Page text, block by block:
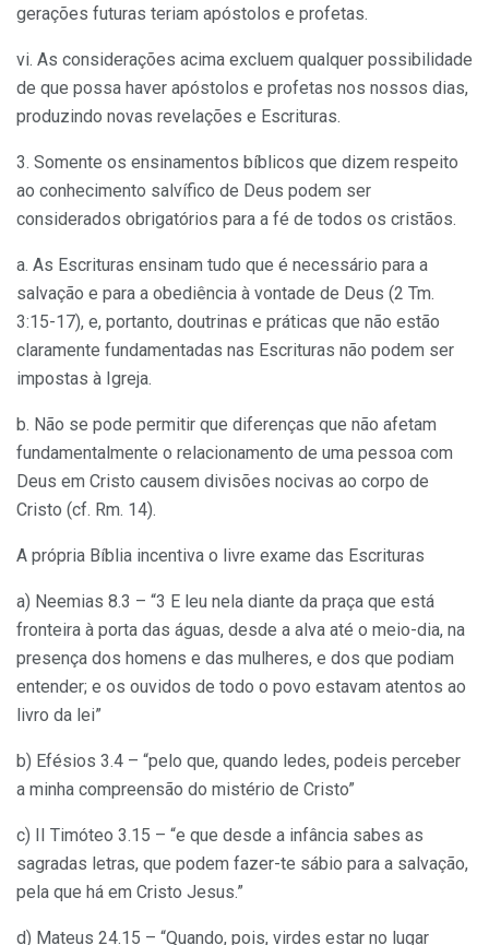
gerações futuras teriam apóstolos e profetas.
vi. As considerações acima excluem qualquer possibilidade
de que possa haver apóstolos e profetas nos nossos dias,
produzindo novas revelações e Escrituras.
3. Somente os ensinamentos bíblicos que dizem respeito
ao conhecimento salvífico de Deus podem ser
considerados obrigatórios para a fé de todos os cristãos.
a. As Escrituras ensinam tudo que é necessário para a
salvação e para a obediência à vontade de Deus (2 Tm.
3:15-17), e, portanto, doutrinas e práticas que não estão
claramente fundamentadas nas Escrituras não podem ser
impostas à Igreja.
b. Não se pode permitir que diferenças que não afetam
fundamentalmente o relacionamento de uma pessoa com
Deus em Cristo causem divisões nocivas ao corpo de
Cristo (cf. Rm. 14).
A própria Bíblia incentiva o livre exame das Escrituras
a) Neemias 8.3 – “3 E leu nela diante da praça que está
fronteira à porta das águas, desde a alva até o meio-dia, na
presença dos homens e das mulheres, e dos que podiam
entender; e os ouvidos de todo o povo estavam atentos ao
livro da lei”
b) Efésios 3.4 – “pelo que, quando ledes, podeis perceber
a minha compreensão do mistério de Cristo”
c) II Timóteo 3.15 – “e que desde a infância sabes as
sagradas letras, que podem fazer-te sábio para a salvação,
pela que há em Cristo Jesus.”
d) Mateus 24.15 – “Quando, pois, virdes estar no lugar